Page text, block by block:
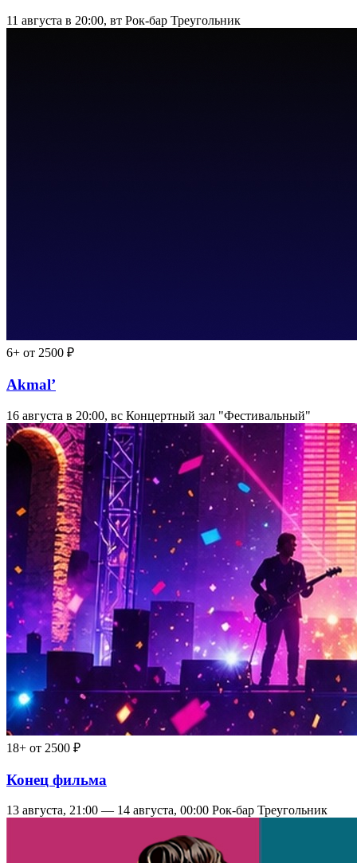
11 августа в 20:00, вт Рок-бар Треугольник
6+ от 2500 ₽
Akmal’
16 августа в 20:00, вс Концертный зал "Фестивальный"
18+ от 2500 ₽
Конец фильма
13 августа, 21:00 — 14 августа, 00:00 Рок-бар Треугольник